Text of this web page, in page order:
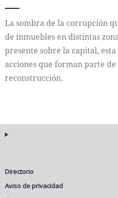
Cultura
La sombra de la corrupción
de inmuebles en distintas
presente sobre la capital,
acciones que forman parte
reconstrucción.
Directorio
Aviso de privacidad